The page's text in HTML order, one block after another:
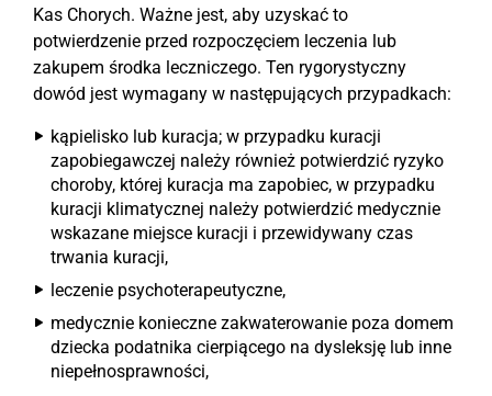
Kas Chorych. Ważne jest, aby uzyskać to
potwierdzenie przed rozpoczęciem leczenia lub
zakupem środka leczniczego. Ten rygorystyczny
dowód jest wymagany w następujących przypadkach:
kąpielisko lub kuracja; w przypadku kuracji
zapobiegawczej należy również potwierdzić ryzyko
choroby, której kuracja ma zapobiec, w przypadku
kuracji klimatycznej należy potwierdzić medycznie
wskazane miejsce kuracji i przewidywany czas
trwania kuracji,
leczenie psychoterapeutyczne,
medycznie konieczne zakwaterowanie poza domem
dziecka podatnika cierpiącego na dysleksję lub inne
niepełnosprawności,